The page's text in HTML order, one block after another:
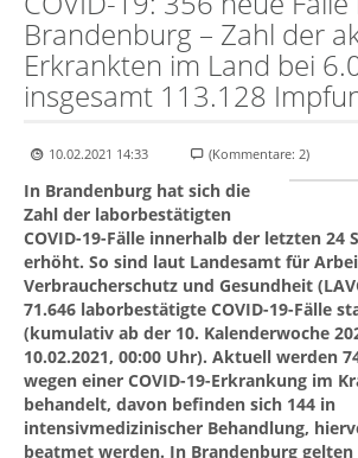
Brandenburg – Zahl der
Erkrankten im Land bei
insgesamt 113.128
10.02.2021 14:33 (Kommentare: 2)
In Brandenburg hat sich die
Zahl der laborbestätigten
COVID-19-Fälle innerhalb der letzten 24
erhöht. So sind laut Landesamt für
Verbraucherschutz und Gesundheit
71.646 laborbestätigte COVID-19-Fälle
(kumulativ ab der 10. Kalenderwoche
10.02.2021, 00:00 Uhr). Aktuell werden
wegen einer COVID-19-Erkrankung im
behandelt, davon befinden sich 144 in
intensivmedizinischer Behandlung,
beatmet werden. In Brandenburg gelten